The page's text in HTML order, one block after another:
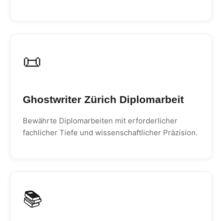
📜
Ghostwriter Zürich Diplomarbeit
Bewährte Diplomarbeiten mit erforderlicher
fachlicher Tiefe und wissenschaftlicher Präzision.
📚